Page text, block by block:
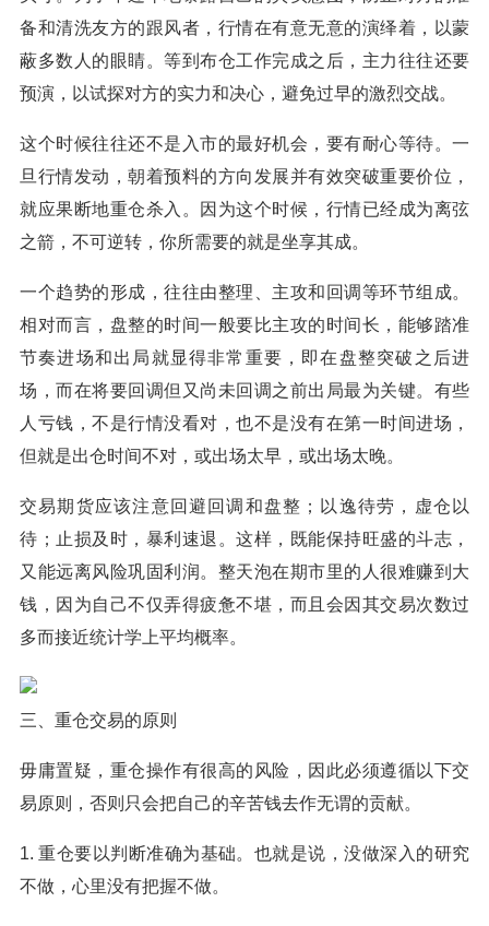
备和清洗友方的跟风者，行情在有意无意的演绎着，以蒙
蔽多数人的眼睛。等到布仓工作完成之后，主力往往还要
预演，以试探对方的实力和决心，避免过早的激烈交战。
这个时候往往还不是入市的最好机会，要有耐心等待。一
旦行情发动，朝着预料的方向发展并有效突破重要价位，
就应果断地重仓杀入。因为这个时候，行情已经成为离弦
之箭，不可逆转，你所需要的就是坐享其成。
一个趋势的形成，往往由整理、主攻和回调等环节组成。
相对而言，盘整的时间一般要比主攻的时间长，能够踏准
节奏进场和出局就显得非常重要，即在盘整突破之后进
场，而在将要回调但又尚未回调之前出局最为关键。有些
人亏钱，不是行情没看对，也不是没有在第一时间进场，
但就是出仓时间不对，或出场太早，或出场太晚。
交易期货应该注意回避回调和盘整；以逸待劳，虚仓以
待；止损及时，暴利速退。这样，既能保持旺盛的斗志，
又能远离风险巩固利润。整天泡在期市里的人很难赚到大
钱，因为自己不仅弄得疲惫不堪，而且会因其交易次数过
多而接近统计学上平均概率。
三、重仓交易的原则
毋庸置疑，重仓操作有很高的风险，因此必须遵循以下交
易原则，否则只会把自己的辛苦钱去作无谓的贡献。
1. 重仓要以判断准确为基础。也就是说，没做深入的研究
不做，心里没有把握不做。